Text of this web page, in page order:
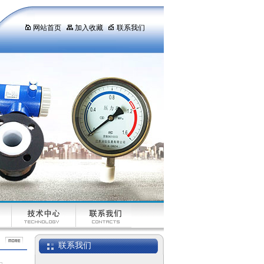
网站首页 加入收藏 联系我们
联系我们
双金属温度计WSS-
481